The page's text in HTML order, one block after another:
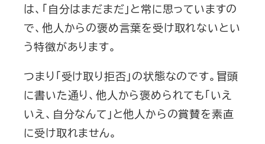
は、「自分はまだまだ」と常に思っていますの
で、他人からの褒め言葉を受け取れないとい
う特徴があります。
つまり「受け取り拒否」の状態なのです。冒頭
に書いた通り、他人から褒められても「いえ
いえ、自分なんて」と他人からの賞賛を素直
に受け取れません。